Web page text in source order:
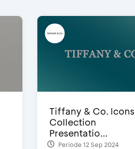
Tiffany & Co. Icons
Collection
Presentatio...
Periode 12 Sep 2024